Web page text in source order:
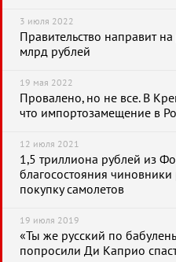
3 июля 2022
Правительство направит
млрд рублей
19 мая 2022
Провалено, но не все. В
что импортозамещение в
12 июля 2021
1,5 триллиона рублей из
благосостояния
покупку самолетов
19 июля 2019
«Ты же русский по
попросили Ди Каприо